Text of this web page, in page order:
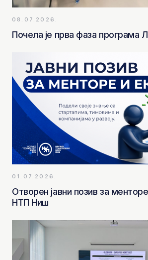
08.07.2026.
Почела је прва фаза програма
01.07.2026.
Отворен јавни позив за
НТП Ниш